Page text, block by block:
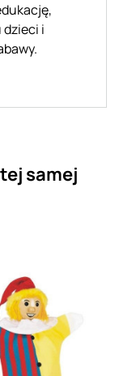
i
samej